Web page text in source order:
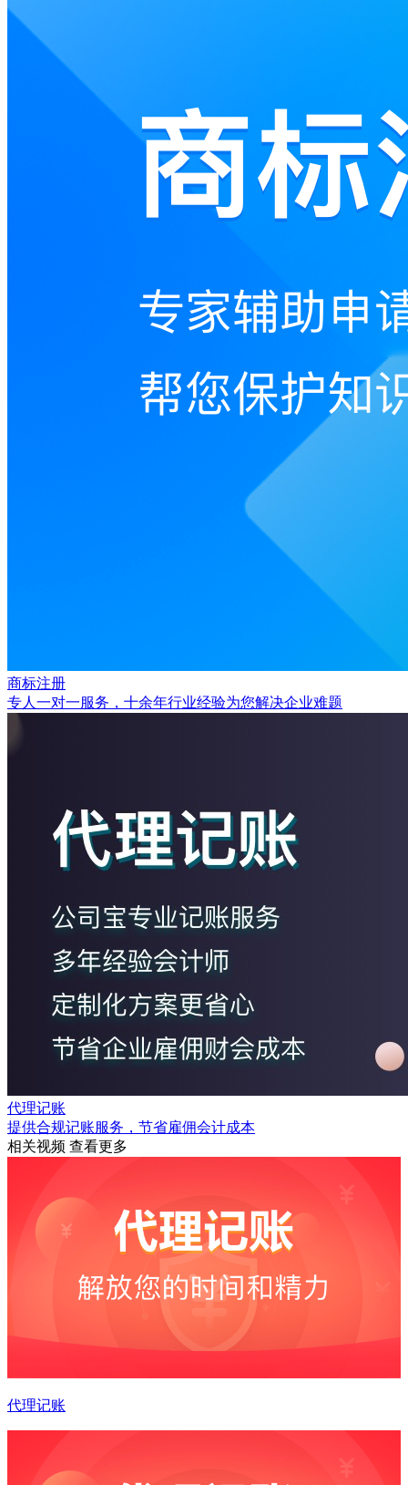
商标注册
专人一对一服务，十余年行业经验为您解决企业难题
代理记账
提供合规记账服务，节省雇佣会计成本
相关视频 查看更多
代理记账